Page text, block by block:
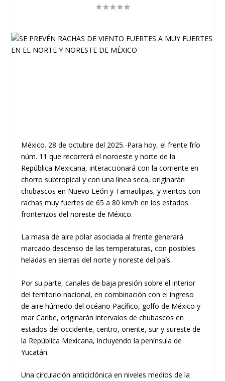
México. 28 de octubre del 2025.-Para hoy, el frente frío
núm. 11 que recorrerá el noroeste y norte de la
República Mexicana, interaccionará con la corriente en
chorro subtropical y con una línea seca, originarán
chubascos en Nuevo León y Tamaulipas, y vientos con
rachas muy fuertes de 65 a 80 km/h en los estados
fronterizos del noreste de México.
La masa de aire polar asociada al frente generará
marcado descenso de las temperaturas, con posibles
heladas en sierras del norte y noreste del país.
Por su parte, canales de baja presión sobre el interior
del territorio nacional, en combinación con el ingreso
de aire húmedo del océano Pacífico, golfo de México y
mar Caribe, originarán intervalos de chubascos en
estados del occidente, centro, oriente, sur y sureste de
la República Mexicana, incluyendo la península de
Yucatán.
Una circulación anticiclónica en niveles medios de la